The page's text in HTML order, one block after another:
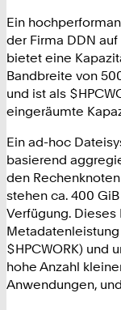
Ein
der Firma DDN
bietet eine
Bandbreite von
und ist als
eingeräumte
Ein ad-hoc
basierend
den
stehen ca. 400
Verfügung.
$HPCWORK) und
hohe Anzahl
Anwendungen,